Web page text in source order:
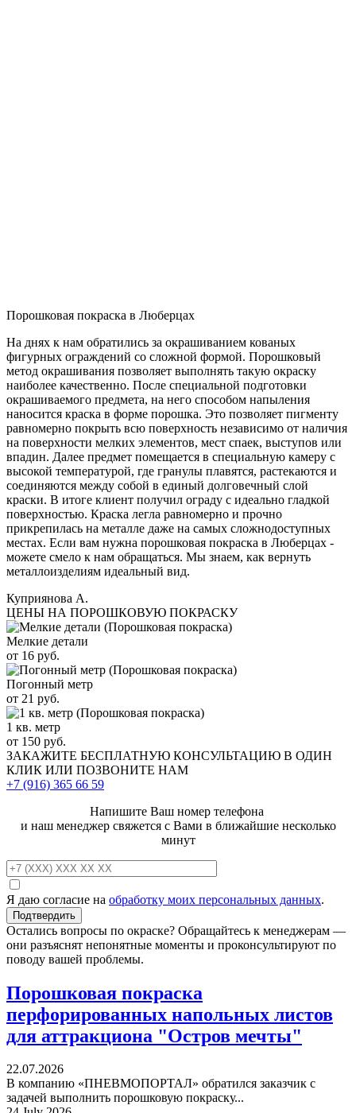
Порошковая покраска в Люберцах
На днях к нам обратились за окрашиванием кованых
фигурных ограждений со сложной формой. Порошковый
метод окрашивания позволяет выполнять такую окраску
наиболее качественно. После специальной подготовки
окрашиваемого предмета, на него способом напыления
наносится краска в форме порошка. Это позволяет пигменту
равномерно покрыть всю поверхность независимо от наличия
на поверхности мелких элементов, мест спаек, выступов или
впадин. Далее предмет помещается в специальную камеру с
высокой температурой, где гранулы плавятся, растекаются и
соединяются между собой в единый долговечный слой
краски. В итоге клиент получил ограду с идеально гладкой
поверхностью. Краска легла равномерно и прочно
прикрепилась на металле даже на самых сложнодоступных
местах. Если вам нужна порошковая покраска в Люберцах -
можете смело к нам обращаться. Мы знаем, как вернуть
металлоизделиям идеальный вид.
Куприянова А.
ЦЕНЫ НА ПОРОШКОВУЮ ПОКРАСКУ
Мелкие детали
от 16 руб.
Погонный метр
от 21 руб.
1 кв. метр
от 150 руб.
ЗАКАЖИТЕ БЕСПЛАТНУЮ КОНСУЛЬТАЦИЮ В ОДИН
КЛИК ИЛИ ПОЗВОНИТЕ НАМ
+7 (916) 365 66 59
Напишите Ваш номер телефона
и наш менеджер свяжется с Вами в ближайшие несколько
минут
Я даю согласие на обработку моих персональных данных.
Остались вопросы по окраске? Обращайтесь к менеджерам —
они разъяснят непонятные моменты и проконсультируют по
поводу вашей проблемы.
Порошковая покраска
перфорированных напольных листов
для аттракциона "Остров мечты"
22.07.2026
В компанию «ПНЕВМОПОРТАЛ» обратился заказчик с
задачей выполнить порошковую покраску...